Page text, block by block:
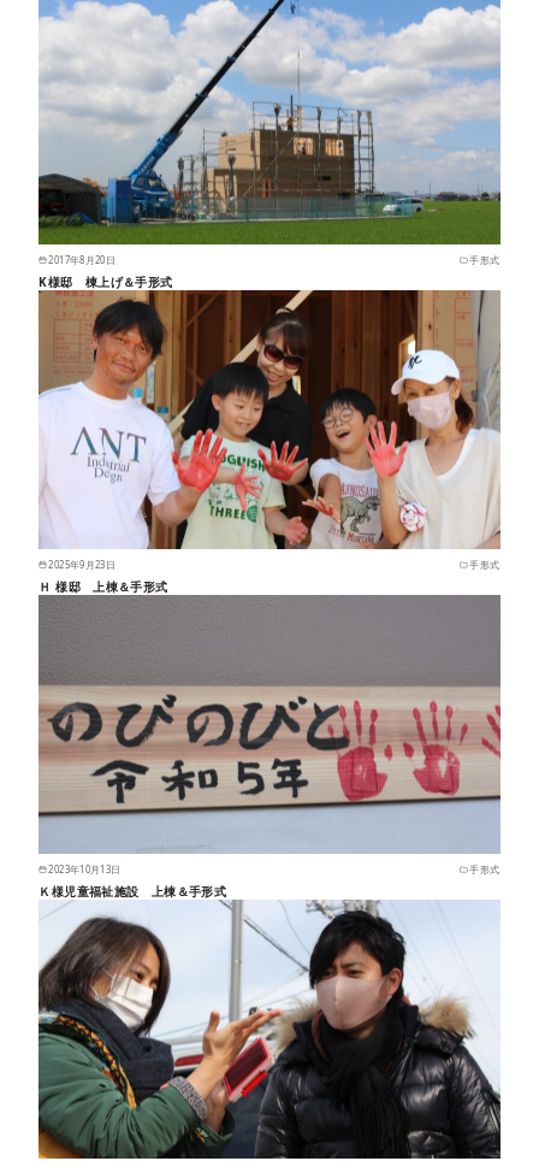
2017年8月20日 手形式
K様邸 棟上げ＆手形式
2025年9月23日 手形式
Ｈ 様邸 上棟＆手形式
2023年10月13日 手形式
Ｋ様児童福祉施設 上棟＆手形式